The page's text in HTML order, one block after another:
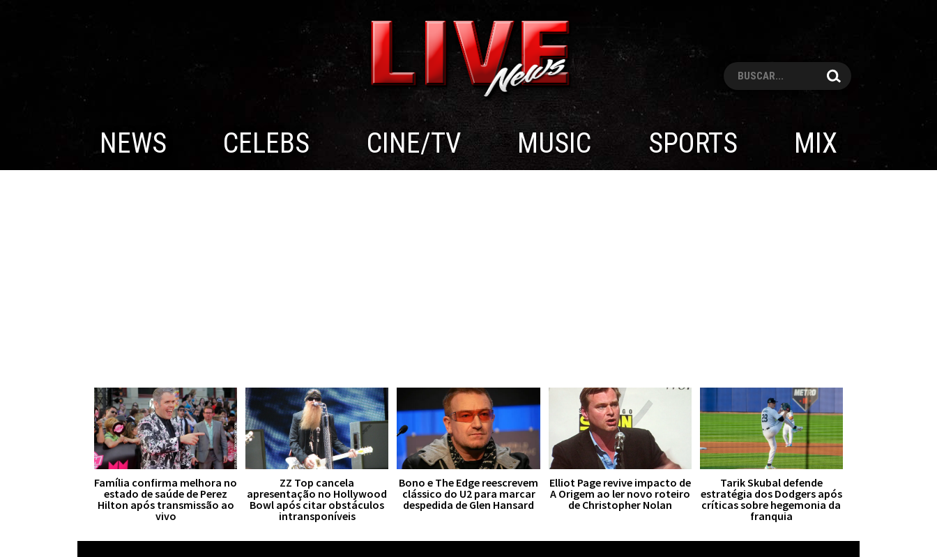
Pesquisar
NEWS CELEBS CINE/TV MUSIC SPORTS MIX
Família confirma melhora no
estado de saúde de Perez
Hilton após transmissão ao
vivo
ZZ Top cancela
apresentação no Hollywood
Bowl após citar obstáculos
intransponíveis
Bono e The Edge reescrevem
clássico do U2 para marcar
despedida de Glen Hansard
Elliot Page revive impacto de
A Origem ao ler novo roteiro
de Christopher Nolan
Tarik Skubal defende
estratégia dos Dodgers após
críticas sobre hegemonia da
franquia